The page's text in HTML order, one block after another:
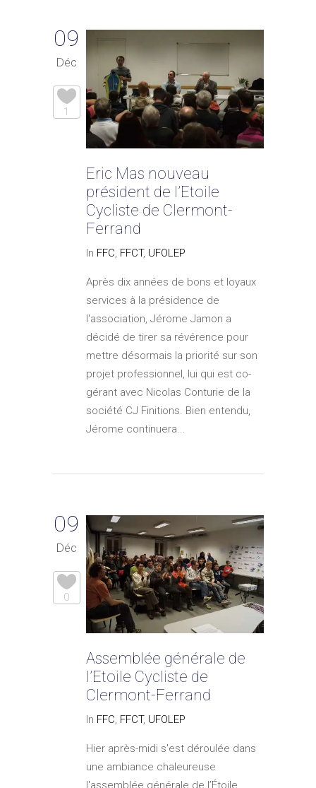
09
Déc
1
Eric Mas nouveau
président de l’Etoile
Cycliste de Clermont-
Ferrand
In FFC, FFCT, UFOLEP
Après dix années de bons et loyaux
services à la présidence de
l'association, Jérome Jamon a
décidé de tirer sa révérence pour
mettre désormais la priorité sur son
projet professionnel, lui qui est co-
gérant avec Nicolas Conturie de la
société CJ Finitions. Bien entendu,
Jérome continuera...
09
Déc
0
Assemblée générale de
l’Etoile Cycliste de
Clermont-Ferrand
In FFC, FFCT, UFOLEP
Hier après-midi s'est déroulée dans
une ambiance chaleureuse
l'assemblée générale de l’Étoile